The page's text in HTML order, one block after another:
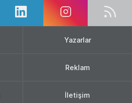
Yazarlar
Reklam
İletişim